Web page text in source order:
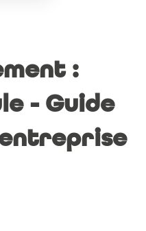
:
- Guide